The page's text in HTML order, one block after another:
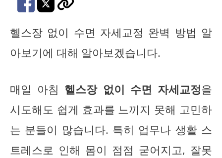
헬스장 없이 수면 자세교정 완벽 방법 알
아보기에 대해 알아보겠습니다.
매일 아침 헬스장 없이 수면 자세교정을
시도해도 쉽게 효과를 느끼지 못해 고민하
는 분들이 많습니다. 특히 업무나 생활 스
트레스로 인해 몸이 점점 굳어지고, 잘못